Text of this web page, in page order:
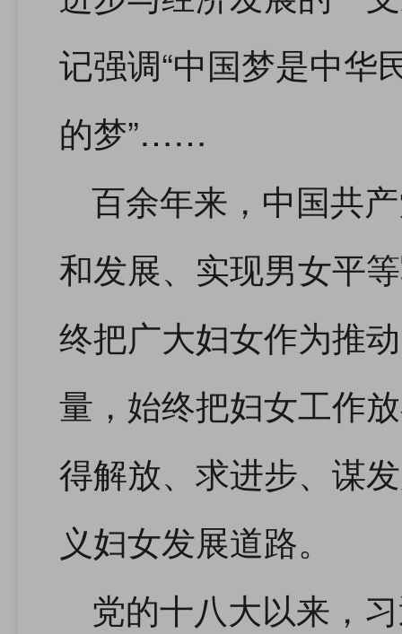
记强调“中国梦是中华
的梦”……
百余年来，中国共
和发展、实现男女平
终把广大妇女作为推
量，始终把妇女工作
得解放、求进步、谋
义妇女发展道路。
党的十八大以来，